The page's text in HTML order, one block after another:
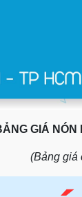
GIÁ NÓN
(Bảng giá